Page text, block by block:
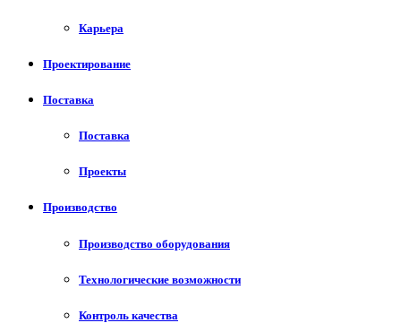
Карьера
Проектирование
Поставка
Поставка
Проекты
Производство
Производство оборудования
Технологические возможности
Контроль качества